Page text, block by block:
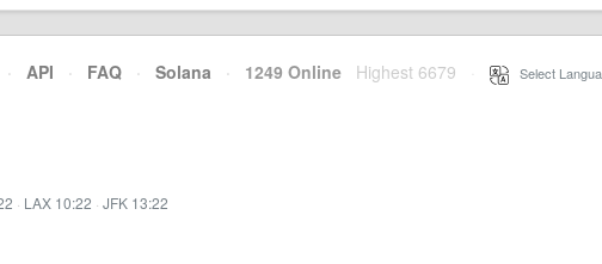
· API · FAQ · Solana · 1249 Online Highest 6679 Select
· LAX 10:22 · JFK 13:22